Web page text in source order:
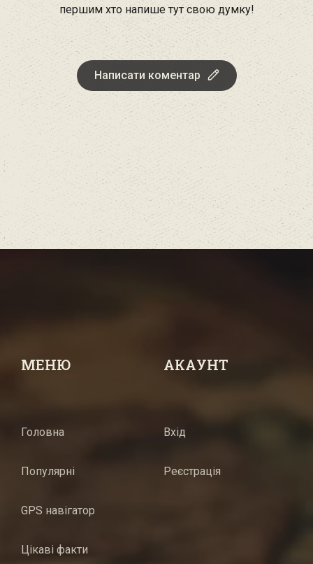
першим хто напише тут свою думку!
Написати коментар
МЕНЮ
Головна
Популярні
GPS навігатор
Цікаві факти
АКАУНТ
Вхід
Реєстрація